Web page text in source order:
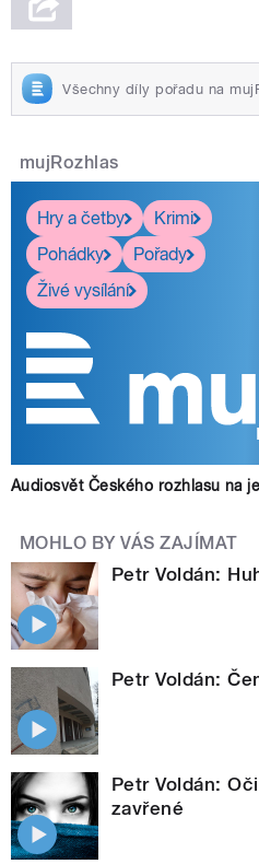
Všechny díly pořadu na
mujRozhlas
Hry a četby
Krimi
Pohádky
Pořady
Živé vysílání
Audiosvět Českého rozhlasu na
MOHLO BY VÁS ZAJÍMAT
Petr Voldán:
Petr Voldán:
Petr Voldán:
zavřené